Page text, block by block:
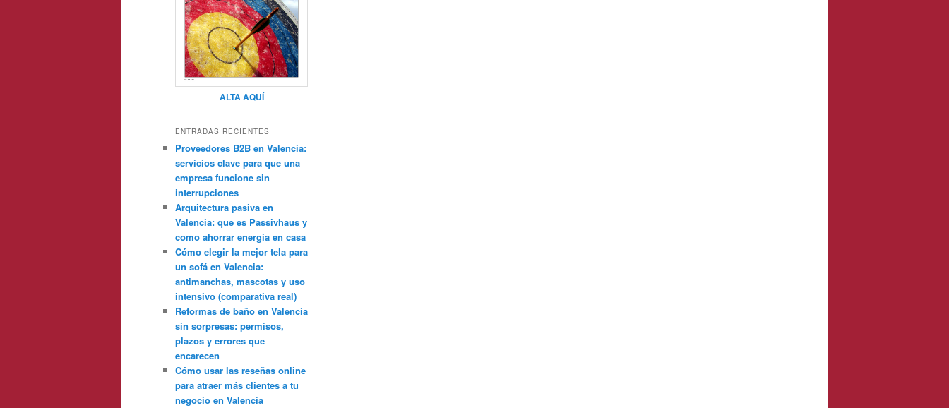
ALTA AQUÍ
ENTRADAS RECIENTES
Proveedores B2B en Valencia:
servicios clave para que una
empresa funcione sin
interrupciones
Arquitectura pasiva en
Valencia: que es Passivhaus y
como ahorrar energia en casa
Cómo elegir la mejor tela para
un sofá en Valencia:
antimanchas, mascotas y uso
intensivo (comparativa real)
Reformas de baño en Valencia
sin sorpresas: permisos,
plazos y errores que
encarecen
Cómo usar las reseñas online
para atraer más clientes a tu
negocio en Valencia